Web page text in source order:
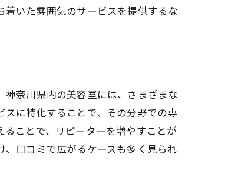
いた雰囲気のサービスを提供するな
奈川県内の美容室には、さまざまな
に特化することで、その分野での専
ことで、リピーターを増やすことが
口コミで広がるケースも多く見られ